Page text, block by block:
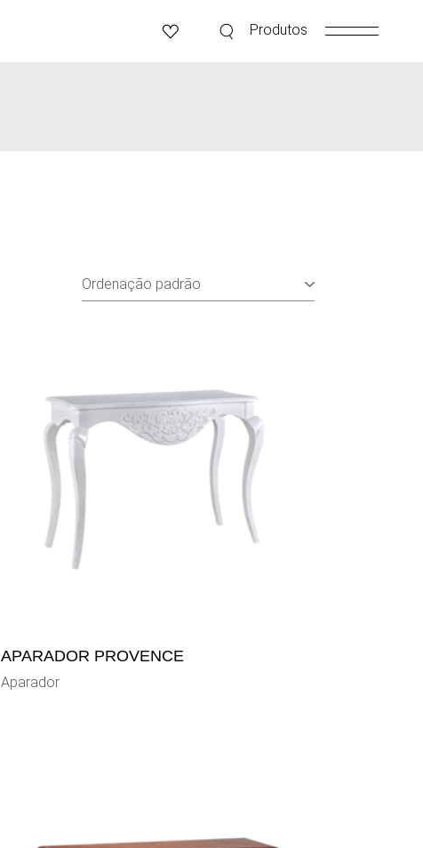
Produtos
APARADOR PROVENCE
Aparador